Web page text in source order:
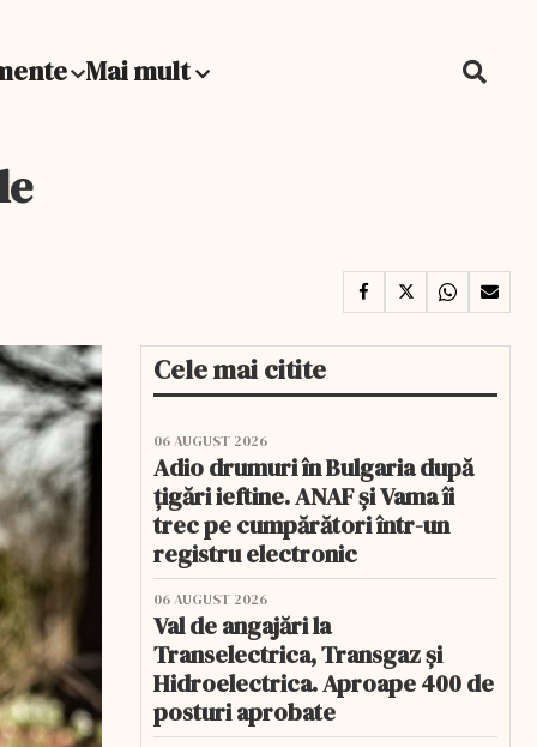
Mai mult
Cele mai citite
06 AUGUST 2026
Adio drumuri în Bulgaria după
țigări ieftine. ANAF și Vama îi
trec pe cumpărători într-un
registru electronic
06 AUGUST 2026
Val de angajări la
Transelectrica, Transgaz și
Hidroelectrica. Aproape 400 de
posturi aprobate